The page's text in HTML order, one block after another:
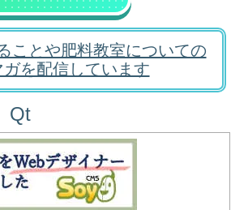
ことや肥料教室についての
ガを配信しています
Qt